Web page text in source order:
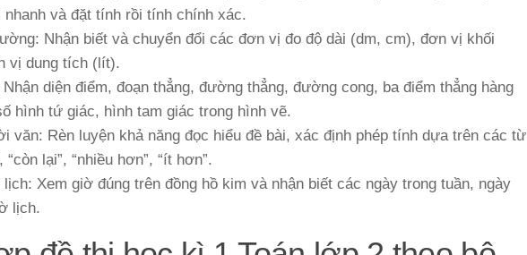
nhanh và đặt tính rồi tính chính xác.
Nhận biết và chuyển đổi các đơn vị đo độ dài (dm, cm), đơn vị khối
vị dung tích (lít).
diện điểm, đoạn thẳng, đường thẳng, đường cong, ba điểm thẳng hàng
hình tứ giác, hình tam giác trong hình vẽ.
văn: Rèn luyện khả năng đọc hiểu đề bài, xác định phép tính dựa trên các từ
“còn lại”, “nhiều hơn”, “ít hơn”.
Xem giờ đúng trên đồng hồ kim và nhận biết các ngày trong tuần, ngày
lịch.